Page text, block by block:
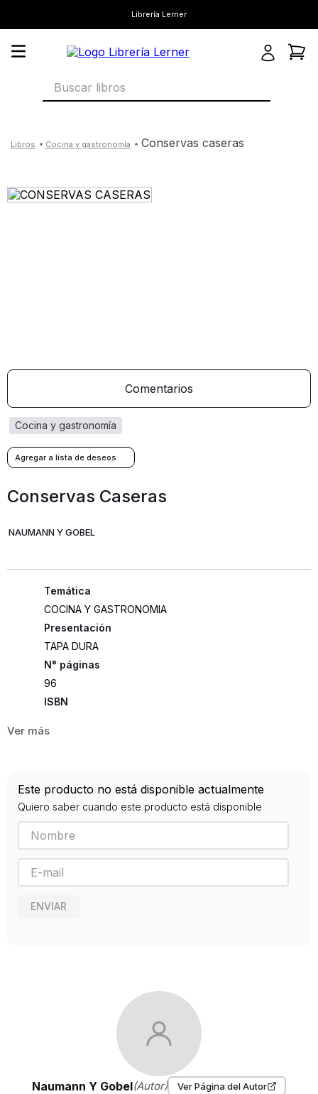
Librería Lerner
Buscar libros
cocina y gastronomía conservas caseras
Comentarios
cocina y gastronomía
Conservas Caseras
NAUMANN Y GOBEL
COCINA Y GASTRONOMIA
Presentación
TAPA DURA
96
ISBN
Editorial
2018
Este producto no está disponible actualmente
Quiero saber cuando este producto está disponible
ENVIAR
Naumann Y Gobel(Autor) Ver Página del Autor